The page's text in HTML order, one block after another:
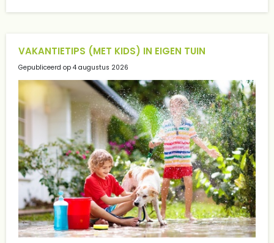
VAKANTIETIPS (MET KIDS) IN EIGEN TUIN
Gepubliceerd op 4 augustus 2026